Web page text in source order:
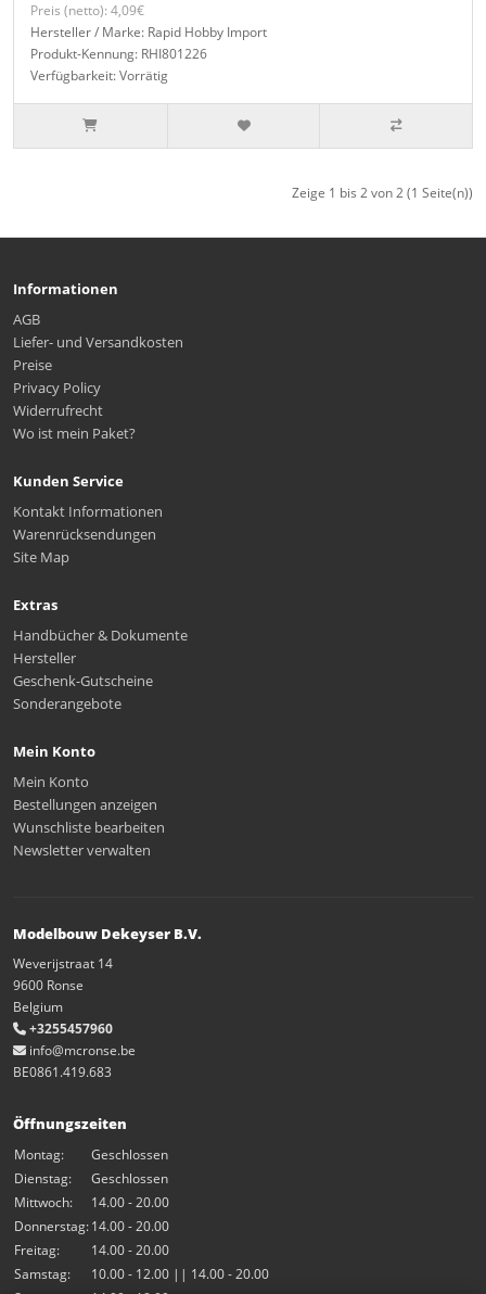
Preis (netto): 4,09€
Hersteller / Marke: Rapid Hobby Import
Produkt-Kennung: RHI801226
Verfügbarkeit: Vorrätig
Zeige 1 bis 2 von 2 (1 Seite(n))
Informationen
AGB
Liefer- und Versandkosten
Preise
Privacy Policy
Widerrufrecht
Wo ist mein Paket?
Kunden Service
Kontakt Informationen
Warenrücksendungen
Site Map
Extras
Handbücher & Dokumente
Hersteller
Geschenk-Gutscheine
Sonderangebote
Mein Konto
Mein Konto
Bestellungen anzeigen
Wunschliste bearbeiten
Newsletter verwalten
Modelbouw Dekeyser B.V.
Weverijstraat 14
9600 Ronse
Belgium
+3255457960
info@mcronse.be
BE0861.419.683
Öffnungszeiten
Montag:
Geschlossen
Dienstag:
Geschlossen
Mittwoch:
14.00 - 20.00
Donnerstag:14.00 - 20.00
Freitag:
14.00 - 20.00
Samstag:
10.00 - 12.00 || 14.00 - 20.00